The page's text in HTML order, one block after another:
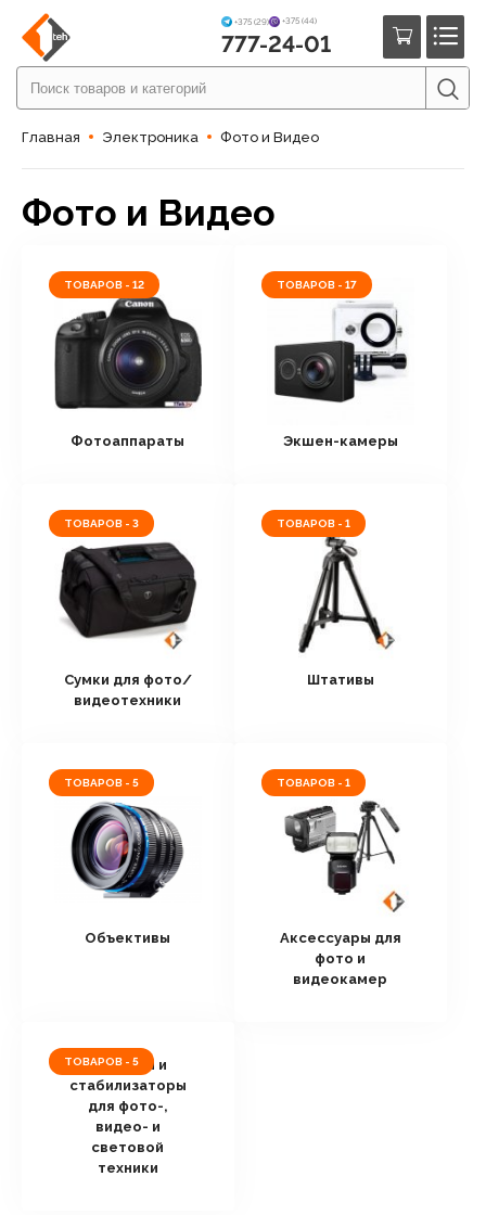
+375 (29) +375 (44)
777-24-01
Главная Электроника Фото и Видео
Фото и Видео
Фотоаппараты
ТОВАРОВ - 12
Экшен-камеры
ТОВАРОВ - 17
Сумки для фото/
видеотехники
ТОВАРОВ - 3
Штативы
ТОВАРОВ - 1
Объективы
ТОВАРОВ - 5
Аксессуары для
фото и
видеокамер
ТОВАРОВ - 1
Штативы и
стабилизаторы
для фото-,
видео- и
световой
техники
ТОВАРОВ - 5